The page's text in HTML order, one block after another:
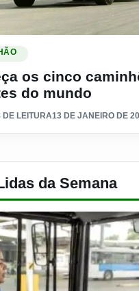
os cinco
do mundo
DE LEITURA13 DE JANEIRO DE
da Semana